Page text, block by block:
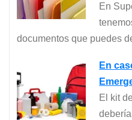
En
documentos que puedes
En
El kit